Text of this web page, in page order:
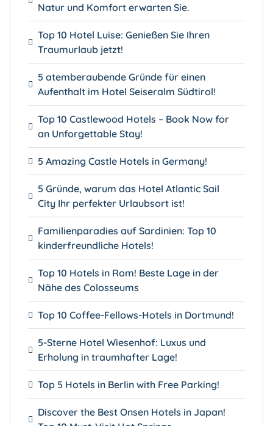
Natur und Komfort erwarten Sie.
Top 10 Hotel Luise: Genießen Sie Ihren
Traumurlaub jetzt!
5 atemberaubende Gründe für einen
Aufenthalt im Hotel Seiseralm Südtirol!
Top 10 Castlewood Hotels – Book Now for
an Unforgettable Stay!
5 Amazing Castle Hotels in Germany!
5 Gründe, warum das Hotel Atlantic Sail
City Ihr perfekter Urlaubsort ist!
Familienparadies auf Sardinien: Top 10
kinderfreundliche Hotels!
Top 10 Hotels in Rom! Beste Lage in der
Nähe des Colosseums
Top 10 Coffee-Fellows-Hotels in Dortmund!
5-Sterne Hotel Wiesenhof: Luxus und
Erholung in traumhafter Lage!
Top 5 Hotels in Berlin with Free Parking!
Discover the Best Onsen Hotels in Japan!